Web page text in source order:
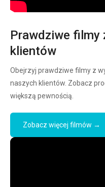
Prawdziwe filmy
klientów
Obejrzyj prawdziwe filmy z
naszych klientów. Zobacz
większą pewnością.
Zobacz więcej filmów →